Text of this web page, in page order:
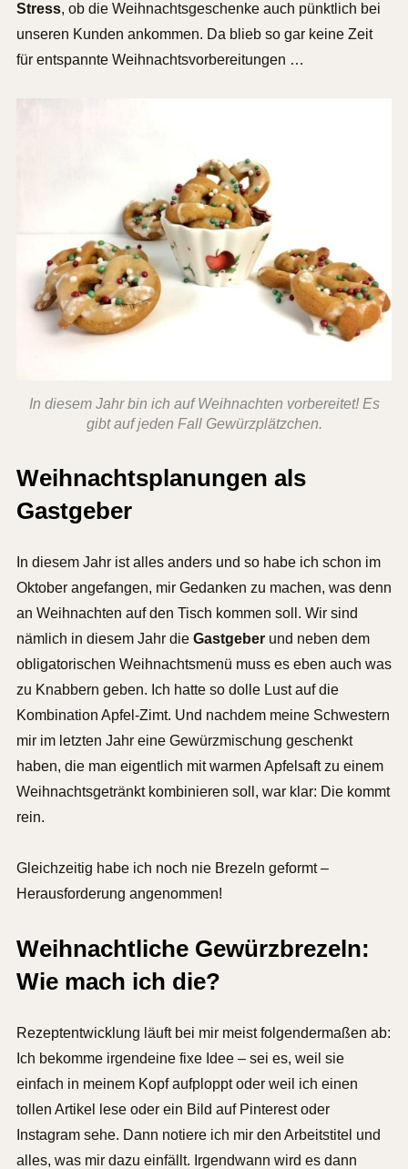
Stress, ob die Weihnachtsgeschenke auch pünktlich bei
unseren Kunden ankommen. Da blieb so gar keine Zeit
für entspannte Weihnachtsvorbereitungen …
In diesem Jahr bin ich auf Weihnachten vorbereitet! Es
gibt auf jeden Fall Gewürzplätzchen.
Weihnachtsplanungen als
Gastgeber
In diesem Jahr ist alles anders und so habe ich schon im
Oktober angefangen, mir Gedanken zu machen, was denn
an Weihnachten auf den Tisch kommen soll. Wir sind
nämlich in diesem Jahr die Gastgeberund neben dem
obligatorischen Weihnachtsmenü muss es eben auch was
zu Knabbern geben. Ich hatte so dolle Lust auf die
Kombination Apfel-Zimt. Und nachdem meine Schwestern
mir im letzten Jahr eine Gewürzmischung geschenkt
haben, die man eigentlich mit warmen Apfelsaft zu einem
Weihnachtsgetränkt kombinieren soll, war klar: Die kommt
rein.
Gleichzeitig habe ich noch nie Brezeln geformt –
Herausforderung angenommen!
Weihnachtliche Gewürzbrezeln:
Wie mach ich die?
Rezeptentwicklung läuft bei mir meist folgendermaßen ab:
Ich bekomme irgendeine fixe Idee – sei es, weil sie
einfach in meinem Kopf aufploppt oder weil ich einen
tollen Artikel lese oder ein Bild auf Pinterest oder
Instagram sehe. Dann notiere ich mir den Arbeitstitel und
alles, was mir dazu einfällt. Irgendwann wird es dann